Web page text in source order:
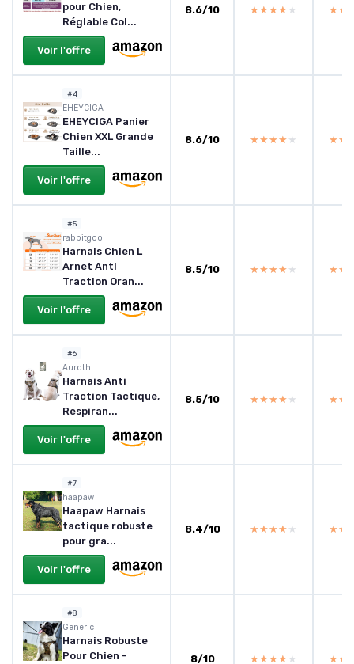
pour Chien,
Réglable Col...
Voir l'offre
8.6/10 ★★★★★
★★★★★
#4
EHEYCIGA
EHEYCIGA Panier
Chien XXL Grande
Taille...
Voir l'offre
8.6/10 ★★★★★
★★★★★
#5
rabbitgoo
Harnais Chien L
Arnet Anti
Traction Oran...
Voir l'offre
8.5/10 ★★★★★
★★★★★
#6
Auroth
Harnais Anti
Traction Tactique,
Respiran...
Voir l'offre
8.5/10 ★★★★★
★★★★★
#7
haapaw
Haapaw Harnais
tactique robuste
pour gra...
Voir l'offre
8.4/10 ★★★★★
★★★★★
#8
Generic
Harnais Robuste
Pour Chien -
8/10 ★★★★★
★★★★★